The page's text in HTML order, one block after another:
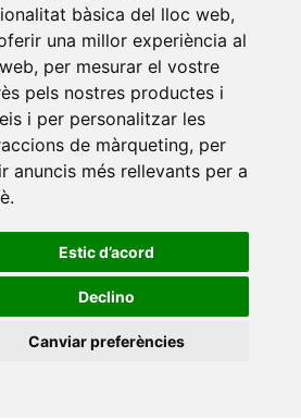
bàsica del lloc web,
una millor experiència al
, per mesurar el vostre
pels nostres productes i
i per personalitzar les
de màrqueting, per
anuncis més rellevants per a
.
Estic d’acord
Declino
Canviar preferències
de Barcelona•Universitat
•Universitat de Girona •
Illes Balears• Universitat
•Universitat Jaume I
• Universitat Miguel Hernández
de Catalunya•Universitat
•Universitat Politècnica de
Politècnica de València
•Universitat de Sàsser
•Universitat de Vic -
Central de Catalunya